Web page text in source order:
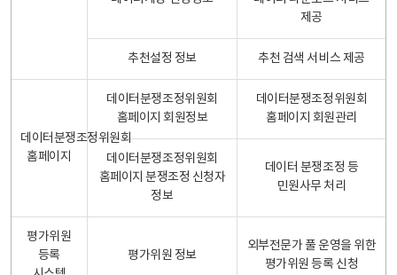
제공
추천설정 정보 추천 검색 서비스 제공
데이터분쟁조정위원회
홈페이지
데이터분쟁조정위원회
홈페이지 회원정보
데이터분쟁조정위원회
홈페이지 회원관리
데이터분쟁조정위원회
홈페이지 분쟁조정 신청자
정보
데이터 분쟁조정 등
민원사무 처리
평가위원
등록
평가위원 정보
외부전문가 풀 운영을 위한
평가위원 등록 신청